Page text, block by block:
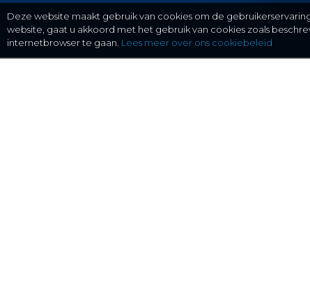
Deze website maakt gebruik van cookies om de
website, gaat u akkoord met het gebruik van cookies zoals
internetbrowser te gaan. Lees meer over ons cookiebeleid